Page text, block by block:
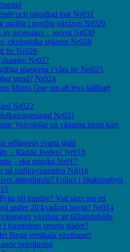
och närodlad mat Nr031
möjlig i nordlig växtzon Nr029
grönsaker – recept Nr030
ekologiska stjärnor Nr028
liv Nr026
Nr027
plasterna i våra liv No025
trend? Nr024
Minus One om att leva hållbart
Nr022
Nr021
Volvobilar på vägarna inom kort
odlingens svarta guld
– Rädda Jorden! Nr018
– ska minska Nr017
på trafikpyramiden Nr016
annorlunda? Folket i Skattungbyn
till mindre? Vad sägs om ett
under 20 kvadrats boyta? Nr014
växthus att tillhandahålla
framtidens smarta städer?
första vertikala växthuset!
befolkning